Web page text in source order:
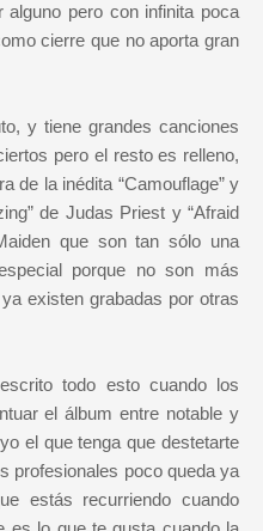
alguno pero con infinita poca
cierre que no aporta gran
y tiene grandes canciones
pero el resto es relleno,
de la inédita “Camouflage” y
de Judas Priest y “Afraid
que son tan sólo una
porque no son más
existen grabadas por otras
todo esto cuando los
el álbum entre notable y
el que tenga que destetarte
profesionales poco queda ya
estás recurriendo cuando